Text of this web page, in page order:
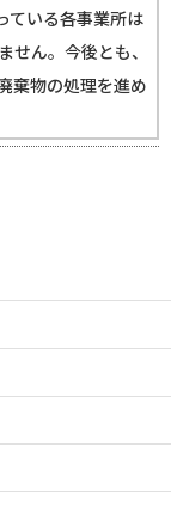
ている各事業所は
せん。今後とも、
棄物の処理を進め